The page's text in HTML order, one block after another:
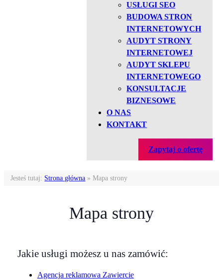
USŁUGI SEO
BUDOWA STRON
INTERNETOWYCH
AUDYT STRONY
INTERNETOWEJ
AUDYT SKLEPU
INTERNETOWEGO
KONSULTACJE
BIZNESOWE
O NAS
KONTAKT
Zapytaj o ofertę
Jesteś tutaj: Strona główna » Mapa strony
Mapa strony
Jakie usługi możesz u nas zamówić:
Agencja reklamowa Zawiercie